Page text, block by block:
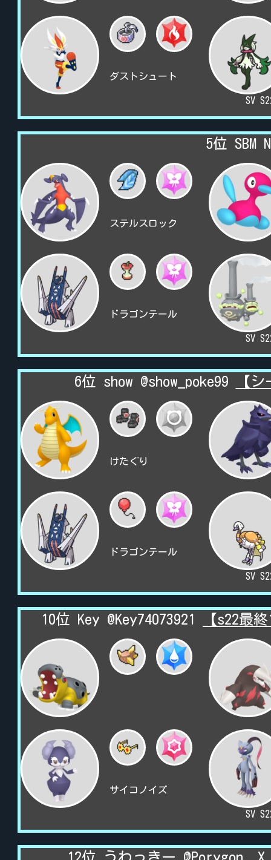
ダストシュート
SV
5位 SBM
ステルスロック
ドラゴンテール
SV
6位 show @show_poke99 【
けたぐり
ドラゴンテール
SV
10位 Key @Key74073921 【s22最
サイコノイズ
SV